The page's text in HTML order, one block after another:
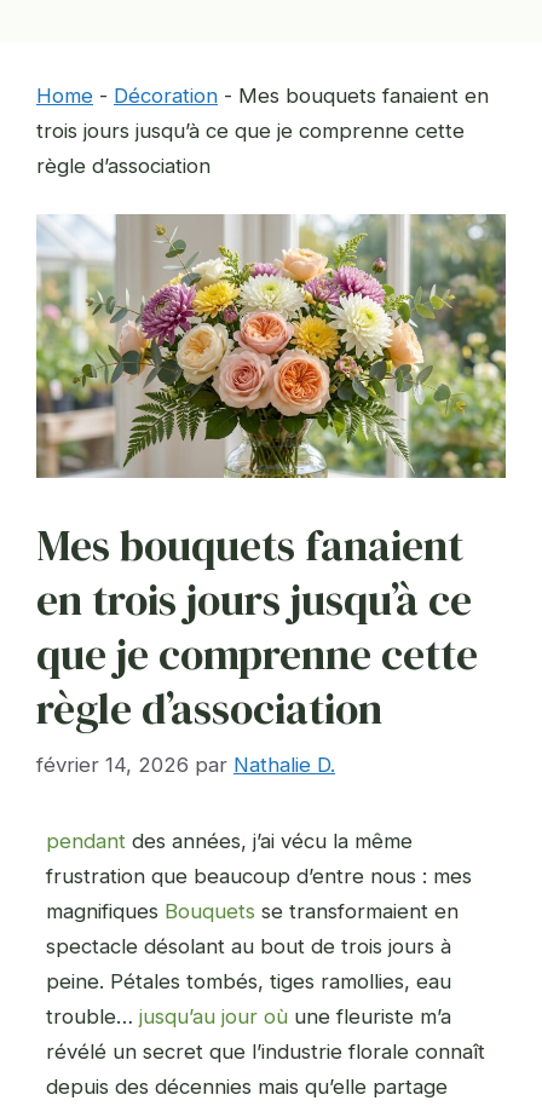
Home - Décoration - Mes bouquets fanaient en
trois jours jusqu’à ce que je comprenne cette
règle d’association
Mes bouquets fanaient
en trois jours jusqu’à ce
que je comprenne cette
règle d’association
février 14, 2026 par Nathalie D.
pendant des années, j’ai vécu la même
frustration que beaucoup d’entre nous : mes
magnifiques Bouquets se transformaient en
spectacle désolant au bout de trois jours à
peine. Pétales tombés, tiges ramollies, eau
trouble… jusqu’au jour où une fleuriste m’a
révélé un secret que l’industrie florale connaît
depuis des décennies mais qu’elle partage